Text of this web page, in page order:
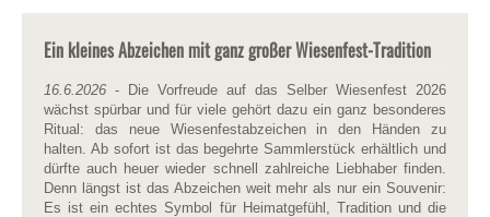
Ein kleines Abzeichen mit ganz großer Wiesenfest-Tradition
16.6.2026 - Die Vorfreude auf das Selber Wiesenfest 2026
wächst spürbar und für viele gehört dazu ein ganz besonderes
Ritual: das neue Wiesenfestabzeichen in den Händen zu
halten. Ab sofort ist das begehrte Sammlerstück erhältlich und
dürfte auch heuer wieder schnell zahlreiche Liebhaber finden.
Denn längst ist das Abzeichen weit mehr als nur ein Souvenir:
Es ist ein echtes Symbol für Heimatgefühl, Tradition und die